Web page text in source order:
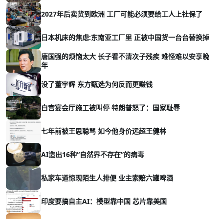
2027年后卖货到欧洲 工厂可能必须要给工人上社保了
日本机床的焦虑:东南亚工厂里 正被中国货一台台替换掉
唐国强的烦恼太大 长子看不清次子残疾 难怪难以安享晚
年
没了董宇辉 东方甄选为何反而更赚钱
白宫宴会厅施工被叫停 特朗普怒了：国家耻辱
七年前被王思聪骂 如今他身价远超王健林
AI造出16种“自然界不存在”的病毒
私家车道惊现陌生人排便 业主索赔六罐啤酒
印度要搞自主AI：模型靠中国 芯片靠美国